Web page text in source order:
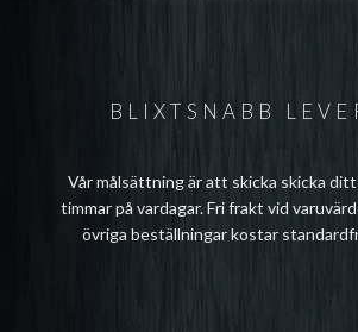
BLIXTSNABB
Vår målsättning är att skicka skicka
timmar på vardagar. Fri frakt vid
övriga beställningar kostar